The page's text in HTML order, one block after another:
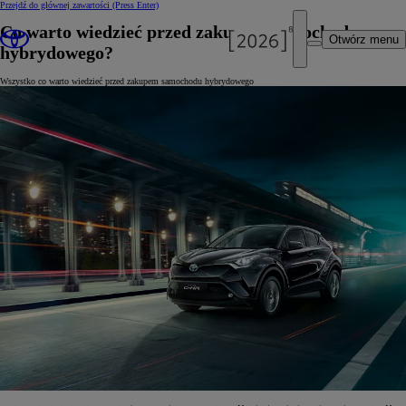
Przejdź do głównej zawartości (Press Enter)
Otwórz menu
Co warto wiedzieć przed zakupem samochodu
hybrydowego?
Wszystko co warto wiedzieć przed zakupem samochodu hybrydowego